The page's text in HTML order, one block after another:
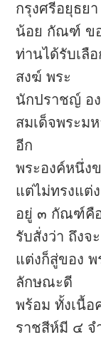
กรุงศรีอยุธยา
น้อย กัณฑ์ ข
ท่านได้รับเลื
สงฆ์ พระ
นักปราชญ์ อ
สมเด็จพระม
อีก
พระองค์หนึ่ง
แต่ไม่ทรงแต่ง
อยู่ ๓ กัณฑ์คื
รับสั่งว่า ถึงจะ
แต่งก็สู่ของ พ
ลักษณะดี
พร้อม ทั้งเนื้อ
ราชสีห์มี ๔ จ